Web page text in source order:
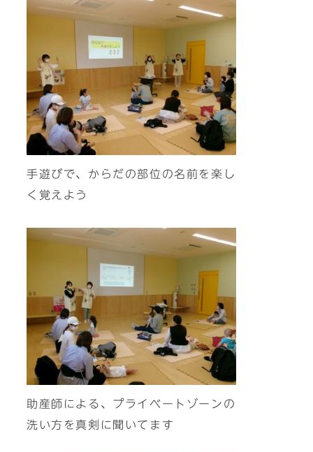
手遊びで、からだの部位の名前を楽し
く覚えよう
助産師による、プライベートゾーンの
洗い方を真剣に聞いてます